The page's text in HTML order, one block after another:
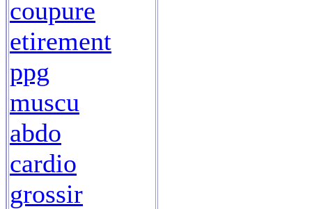
coupure
etirement
ppg
muscu
abdo
cardio
grossir